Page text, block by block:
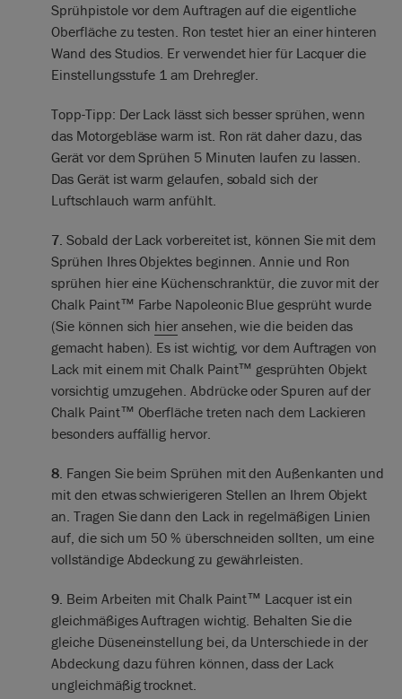
Sprühpistole vor dem Auftragen auf die eigentliche
Oberfläche zu testen. Ron testet hier an einer hinteren
Wand des Studios. Er verwendet hier für Lacquer die
Einstellungsstufe 1 am Drehregler.
Topp-Tipp: Der Lack lässt sich besser sprühen, wenn
das Motorgebläse warm ist. Ron rät daher dazu, das
Gerät vor dem Sprühen 5 Minuten laufen zu lassen.
Das Gerät ist warm gelaufen, sobald sich der
Luftschlauch warm anfühlt.
7. Sobald der Lack vorbereitet ist, können Sie mit dem
Sprühen Ihres Objektes beginnen. Annie und Ron
sprühen hier eine Küchenschranktür, die zuvor mit der
Chalk Paint™ Farbe Napoleonic Blue gesprüht wurde
(Sie können sich hier ansehen, wie die beiden das
gemacht haben). Es ist wichtig, vor dem Auftragen von
Lack mit einem mit Chalk Paint™ gesprühten Objekt
vorsichtig umzugehen. Abdrücke oder Spuren auf der
Chalk Paint™ Oberfläche treten nach dem Lackieren
besonders auffällig hervor.
8. Fangen Sie beim Sprühen mit den Außenkanten und
mit den etwas schwierigeren Stellen an Ihrem Objekt
an. Tragen Sie dann den Lack in regelmäßigen Linien
auf, die sich um 50 % überschneiden sollten, um eine
vollständige Abdeckung zu gewährleisten.
9. Beim Arbeiten mit Chalk Paint™ Lacquer ist ein
gleichmäßiges Auftragen wichtig. Behalten Sie die
gleiche Düseneinstellung bei, da Unterschiede in der
Abdeckung dazu führen können, dass der Lack
ungleichmäßig trocknet.